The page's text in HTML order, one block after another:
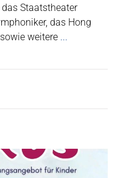
Staatstheater
das Hong
weitere ...